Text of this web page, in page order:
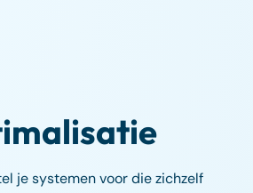
je systemen voor die zichzelf